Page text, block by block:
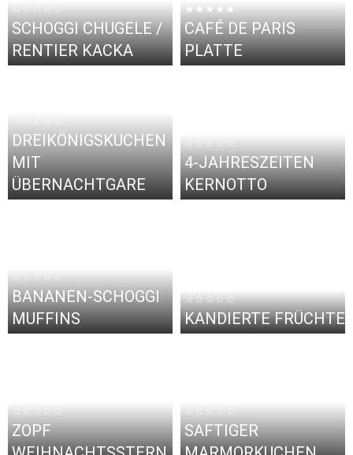
☆☆☆☆☆
SCHOGGI CHUGELE /
RENTIER KACKA
★★★★★
CAFÉ DE PARIS
PLATTE
DREIKÖNIGSKUCHEN
MIT
ÜBERNACHTGARE
☆☆☆☆☆
4-JAHRESZEITEN
KERNOTTO
☆☆☆☆☆
BANANEN-SCHOGGI
MUFFINS
☆☆☆☆☆
KANDIERTE FRÜCHTE
☆☆☆☆☆
ZOPF
☆☆☆☆☆
SAFTIGER